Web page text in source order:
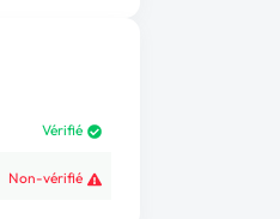
Vérifié
Non-vérifié